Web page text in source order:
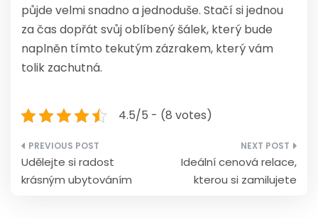
půjde velmi snadno a jednoduše. Stačí si jednou
za čas dopřát svůj oblíbený šálek, který bude
naplněn tímto tekutým zázrakem, který vám
tolik zachutná.
4.5/5 - (8 votes)
Navigace
pro
Udělejte si radost
krásným ubytováním
Ideální cenová relace,
kterou si zamilujete